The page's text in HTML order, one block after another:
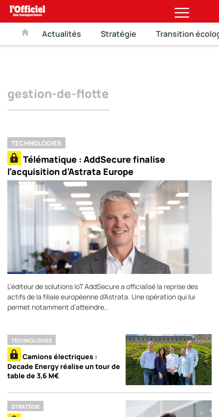
Actualités Stratégie Transition
gestion-de-flotte
TECHNOLOGIES
Télématique : AddSecure finalise
l’acquisition d’Astrata Europe
L’éditeur de solutions IoT AddSecure a officialisé la reprise des
actifs de la filiale européenne d’Astrata. Une opération qui lui
permet notamment d’atteindre…
TECHNOLOGIES
Camions électriques :
Decade Energy réalise un tour de
table de 3,6 M€
STRATÉGIE